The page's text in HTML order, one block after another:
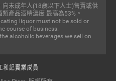
未成年人(18歲以下人士)售賣或供
產品酒精濃度 最高為53%。
liquor must not be sold or
course of business.
alcoholic beverages we sell on